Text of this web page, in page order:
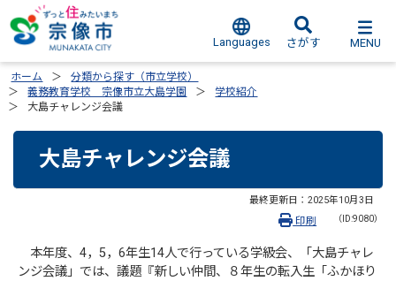
Languages さがす MENU
ホーム
分類から探す（市立学校）
義務教育学校 宗像市立大島学園
学校紹介
大島チャレンジ会議
大島チャレンジ会議
最終更新日： 2025年10月3日
（ID:9080）
印刷
本年度、4，5，6年生14人で行っている学級会、「大島チャレ
ンジ会議」では、議題『新しい仲間、８年生の転入生「ふかほり